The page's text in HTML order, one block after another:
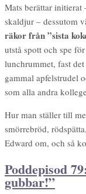
Mats berättar initierat
skaldjur – dessutom
räkor från ”sista
utstå spott och spe
lunchrummet, fast
gammal apfelstrudel
som alla andra
Hur man ställer till
smörrebröd,
Edward om, och så
Poddepisod
gubbar!”